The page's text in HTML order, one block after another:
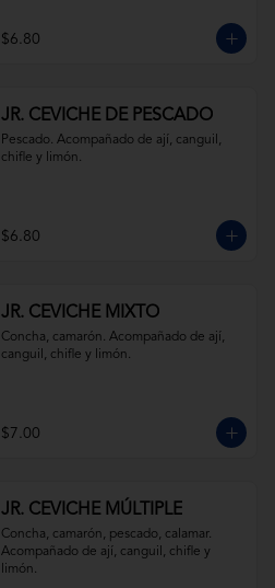
$6.80
JR. CEVICHE DE PESCADO
Pescado. Acompañado de ají, canguil,
chifle y limón.
$6.80
JR. CEVICHE MIXTO
Concha, camarón. Acompañado de ají,
canguil, chifle y limón.
$7.00
JR. CEVICHE MÚLTIPLE
Concha, camarón, pescado, calamar.
Acompañado de ají, canguil, chifle y
limón.